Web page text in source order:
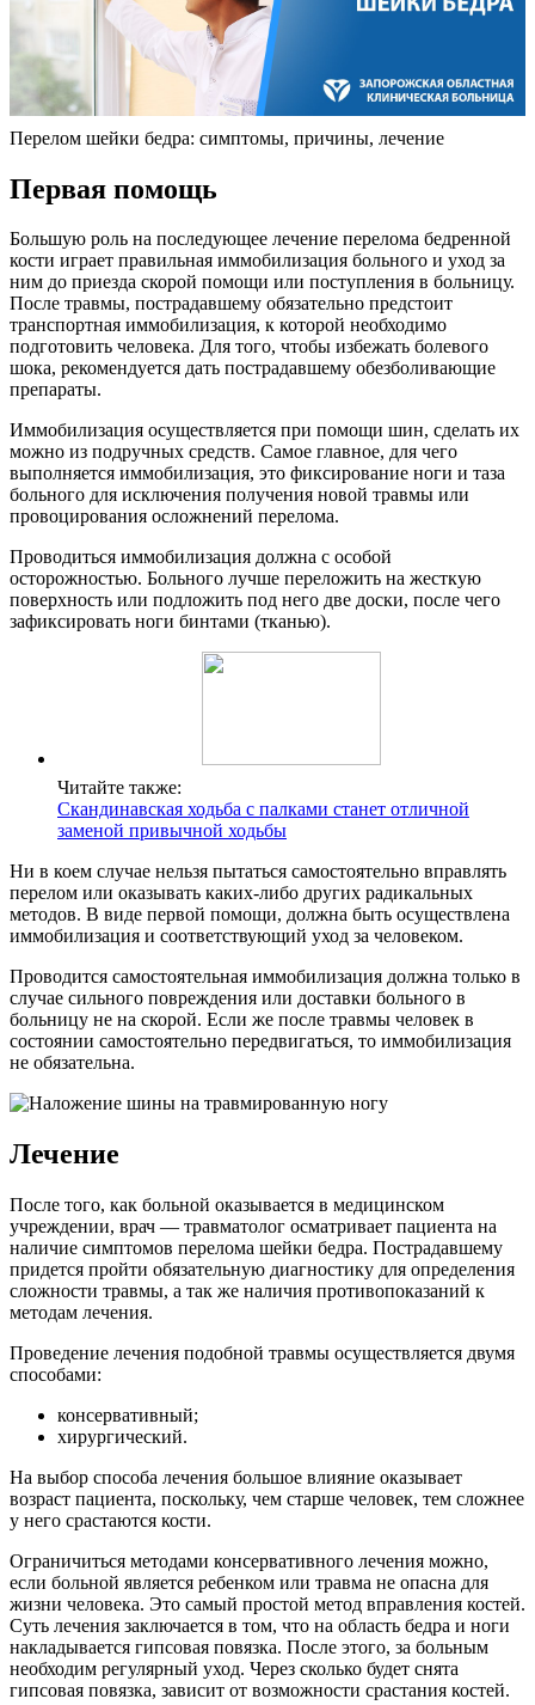
Перелом шейки бедра: симптомы, причины, лечение
Первая помощь
Большую роль на последующее лечение перелома бедренной
кости играет правильная иммобилизация больного и уход за
ним до приезда скорой помощи или поступления в больницу.
После травмы, пострадавшему обязательно предстоит
транспортная иммобилизация, к которой необходимо
подготовить человека. Для того, чтобы избежать болевого
шока, рекомендуется дать пострадавшему обезболивающие
препараты.
Иммобилизация осуществляется при помощи шин, сделать их
можно из подручных средств. Самое главное, для чего
выполняется иммобилизация, это фиксирование ноги и таза
больного для исключения получения новой травмы или
провоцирования осложнений перелома.
Проводиться иммобилизация должна с особой
осторожностью. Больного лучше переложить на жесткую
поверхность или подложить под него две доски, после чего
зафиксировать ноги бинтами (тканью).
Читайте также:
Скандинавская ходьба с палками станет отличной
заменой привычной ходьбы
Ни в коем случае нельзя пытаться самостоятельно вправлять
перелом или оказывать каких-либо других радикальных
методов. В виде первой помощи, должна быть осуществлена
иммобилизация и соответствующий уход за человеком.
Проводится самостоятельная иммобилизация должна только в
случае сильного повреждения или доставки больного в
больницу не на скорой. Если же после травмы человек в
состоянии самостоятельно передвигаться, то иммобилизация
не обязательна.
Лечение
После того, как больной оказывается в медицинском
учреждении, врач — травматолог осматривает пациента на
наличие симптомов перелома шейки бедра. Пострадавшему
придется пройти обязательную диагностику для определения
сложности травмы, а так же наличия противопоказаний к
методам лечения.
Проведение лечения подобной травмы осуществляется двумя
способами:
консервативный;
хирургический.
На выбор способа лечения большое влияние оказывает
возраст пациента, поскольку, чем старше человек, тем сложнее
у него срастаются кости.
Ограничиться методами консервативного лечения можно,
если больной является ребенком или травма не опасна для
жизни человека. Это самый простой метод вправления костей.
Суть лечения заключается в том, что на область бедра и ноги
накладывается гипсовая повязка. После этого, за больным
необходим регулярный уход. Через сколько будет снята
гипсовая повязка, зависит от возможности срастания костей.